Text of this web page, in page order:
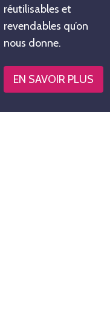
réutilisables et
revendables qu’on
nous donne.
EN SAVOIR PLUS